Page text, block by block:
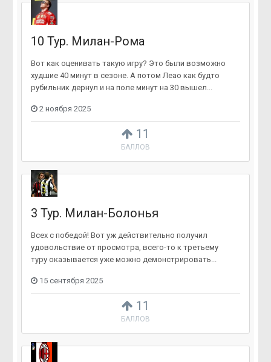
11
БАЛЛОВ
10 Тур. Милан-Рома
Вот как оценивать такую игру? Это были возможно
худшие 40 минут в сезоне. А потом Леао как будто
рубильник дернул и на поле минут на 30 вышел...
2 ноября 2025
11
БАЛЛОВ
3 Тур. Милан-Болонья
Всех с победой! Вот уж действительно получил
удовольствие от просмотра, всего-то к третьему
туру оказывается уже можно демонстрировать...
15 сентября 2025